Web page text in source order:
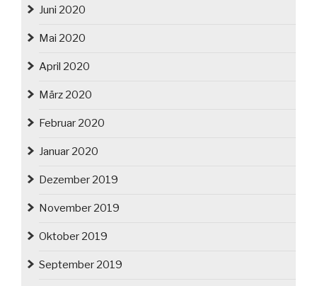
Juni 2020
Mai 2020
April 2020
März 2020
Februar 2020
Januar 2020
Dezember 2019
November 2019
Oktober 2019
September 2019